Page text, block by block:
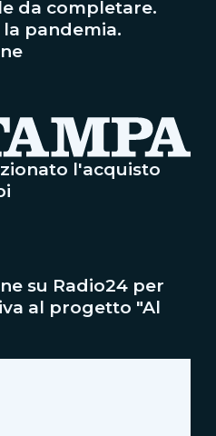
da completare.
pandemia.
l'acquisto
su Radio24 per
al progetto "Al